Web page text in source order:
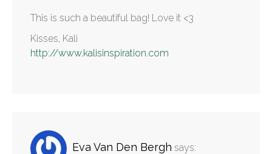
This is such a beautiful bag! Love it <3
Kisses, Kali
http://www.kalisinspiration.com
Eva Van Den Bergh says: